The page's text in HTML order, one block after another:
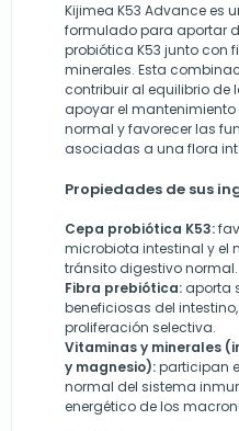
Kijimea K53 Advance es
formulado para aportar
probiótica K53 junto con
minerales. Esta
contribuir al equilibrio de
apoyar el
normal y favorecer las
asociadas a una flora
Propiedades de sus
Cepa probiótica K53:
microbiota intestinal y el
tránsito digestivo normal.
Fibra prebiótica: aporta
beneficiosas del
proliferación selectiva.
Vitaminas y minerales
y magnesio):participan
normal del sistema
energético de los